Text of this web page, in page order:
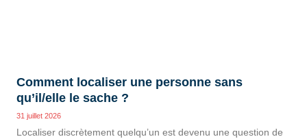
Comment localiser une personne sans
qu’il/elle le sache ?
31 juillet 2026
Localiser discrètement quelqu’un est devenu une question de